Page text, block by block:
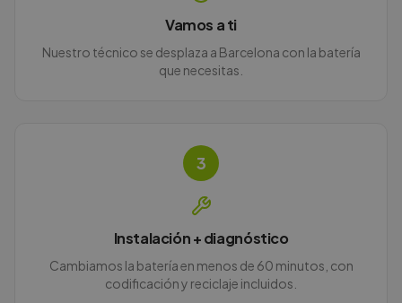
Vamos a ti
Nuestro técnico se desplaza a Barcelona con la batería
que necesitas.
3
Instalación + diagnóstico
Cambiamos la batería en menos de 60 minutos, con
codificación y reciclaje incluidos.